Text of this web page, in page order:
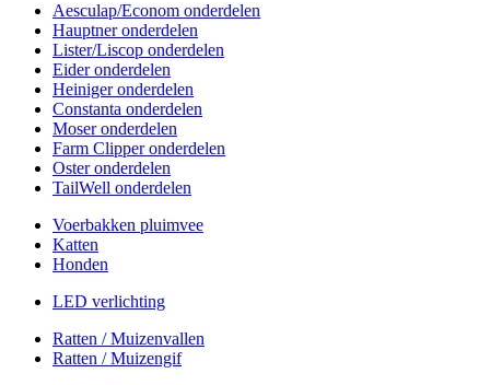
Aesculap/Econom onderdelen
Hauptner onderdelen
Lister/Liscop onderdelen
Eider onderdelen
Heiniger onderdelen
Constanta onderdelen
Moser onderdelen
Farm Clipper onderdelen
Oster onderdelen
TailWell onderdelen
Voerbakken pluimvee
Katten
Honden
LED verlichting
Ratten / Muizenvallen
Ratten / Muizengif